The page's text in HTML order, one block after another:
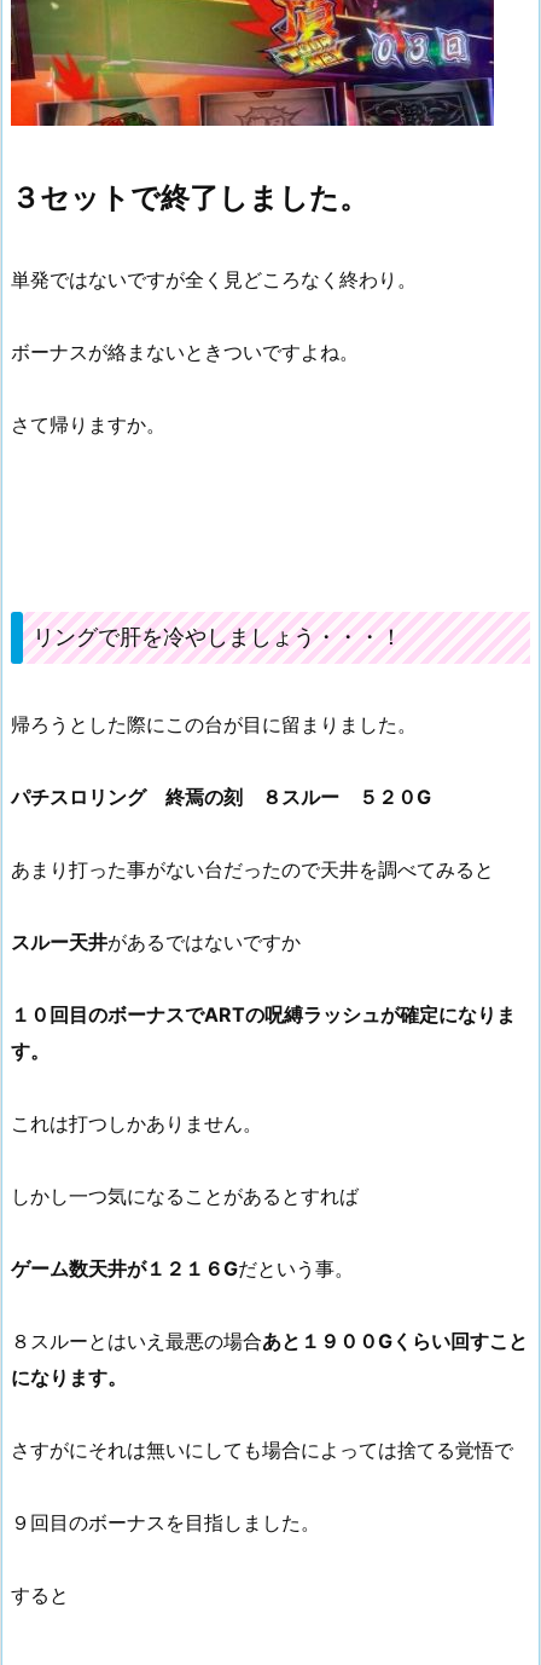
３セットで終了しました。
単発ではないですが全く見どころなく終わり。
ボーナスが絡まないときついですよね。
さて帰りますか。
リングで肝を冷やしましょう・・・！
帰ろうとした際にこの台が目に留まりました。
パチスロリング 終焉の刻 ８スルー ５２０G
あまり打った事がない台だったので天井を調べてみると
スルー天井があるではないですか
１０回目のボーナスでARTの呪縛ラッシュが確定になりま
す。
これは打つしかありません。
しかし一つ気になることがあるとすれば
ゲーム数天井が１２１６Gだという事。
８スルーとはいえ最悪の場合あと１９００Gくらい回すこと
になります。
さすがにそれは無いにしても場合によっては捨てる覚悟で
９回目のボーナスを目指しました。
すると